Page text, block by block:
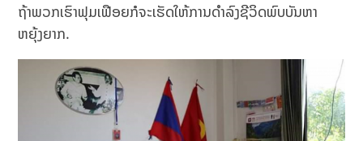
ຖ້າພວກເຮົາຟຸມເຟືອຍກໍຈະເຮັດໃຫ້ການດຳລົງຊີວິດພົບບັນຫາ
ຫຍຸ້ງຍາກ.